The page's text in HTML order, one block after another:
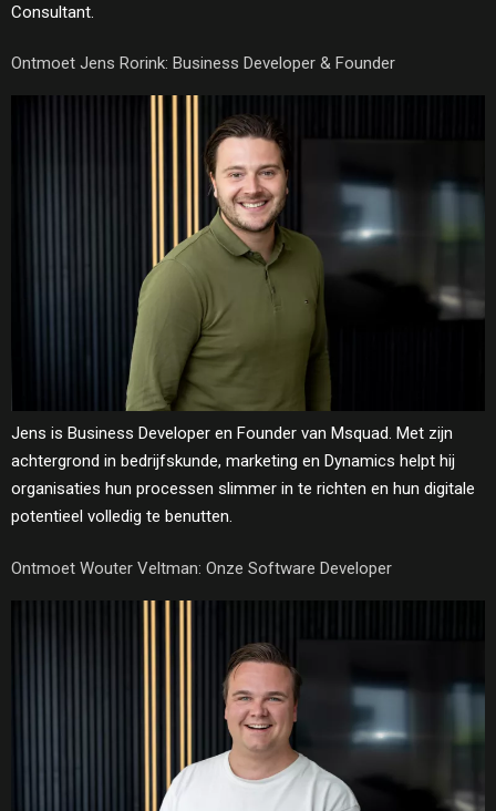
Consultant.
Ontmoet Jens Rorink: Business Developer & Founder
Jens is Business Developer en Founder van Msquad. Met zijn
achtergrond in bedrijfskunde, marketing en Dynamics helpt hij
organisaties hun processen slimmer in te richten en hun digitale
potentieel volledig te benutten.
Ontmoet Wouter Veltman: Onze Software Developer